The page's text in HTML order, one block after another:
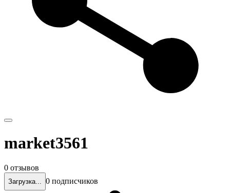
market3561
0 отзывов
Загрузка... 0 подписчиков